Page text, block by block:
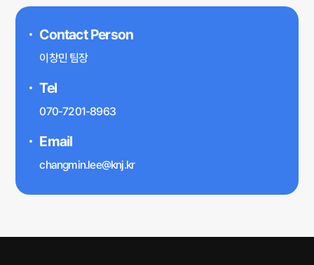
Contact Person
이창민 팀장
Tel
070-7201-8963
Email
changmin.lee@knj.kr